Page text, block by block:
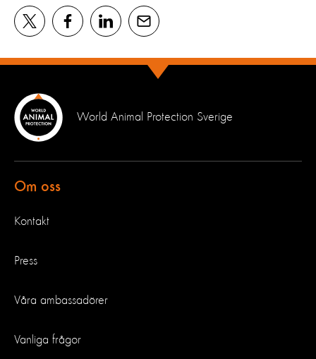
World Animal Protection Sverige
Om oss
Kontakt
Press
Våra ambassadörer
Vanliga frågor